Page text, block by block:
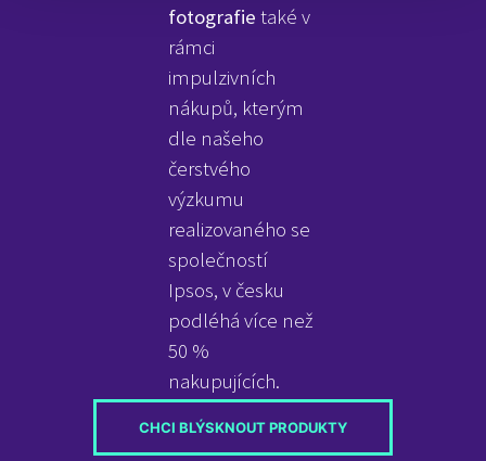
fotografie také v
rámci
impulzivních
nákupů, kterým
dle našeho
čerstvého
výzkumu
realizovaného se
společností
Ipsos, v česku
podléhá více než
50 %
nakupujících.
CHCI BLÝSKNOUT PRODUKTY